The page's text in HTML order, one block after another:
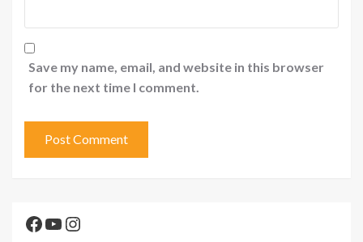
Save my name, email, and website in this browser
for the next time I comment.
Facebook
YouTube
Instagram